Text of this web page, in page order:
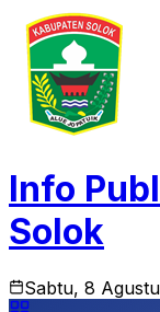
Info
Solok
Sabtu, 8